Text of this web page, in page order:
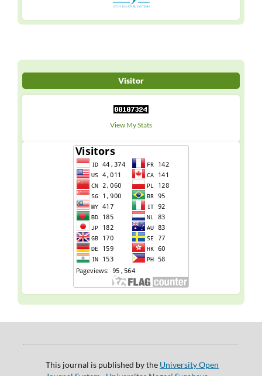
Visitor
View My Stats
This journal is published by the University Open